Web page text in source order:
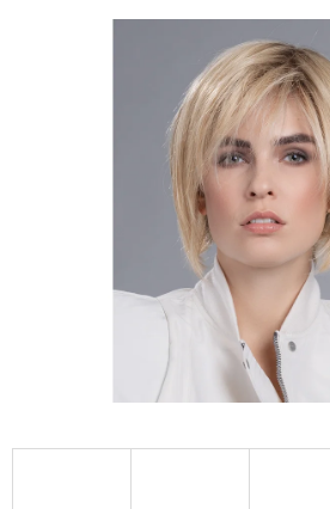
je
hvězdiček.